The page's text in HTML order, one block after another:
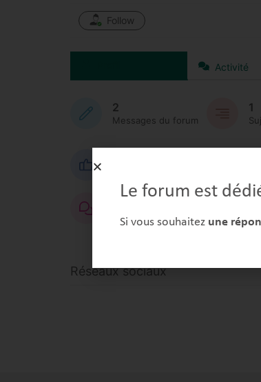
Follow
Activité
2
Messages du forum
1
Commentaires
Réseaux sociaux
Le forum est
Si vous souhaitez une